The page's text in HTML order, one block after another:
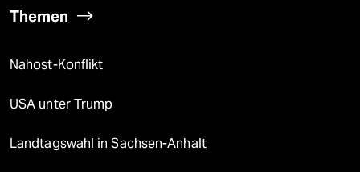
Themen
Nahost-Konflikt
USA unter Trump
Landtagswahl in Sachsen-Anhalt